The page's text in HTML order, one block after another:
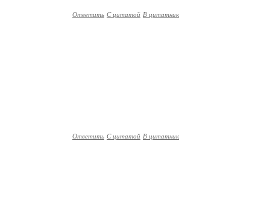
Ответить С цитатой В цитатник
Ответить С цитатой В цитатник